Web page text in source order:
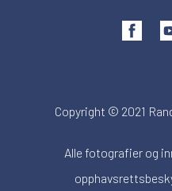
Copyright © 2021
Alle fotografier og